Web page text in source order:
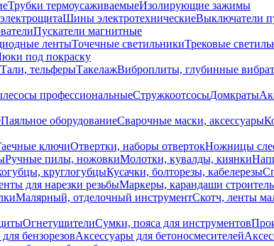
Трубки термоусаживаемыеИзолирующие зажимы
Шины электротехническиеВыключатели
Пускатели магнитные
лентыТочечные светильникиТрековые
под покраску
Тали, тельферыТакелажВиброплиты, глубинные
профессиональныеСтружкоотсосыДомкраты
Паяльное оборудованиеСварочные маски, аксессуары
ключиОтвертки, наборы отвертокНожницы
Ручные пилы, ножовкиМолотки, кувалды, киянки
круглогубцыКусачки, болторезы, кабелерезы
для нарезки резьбыМаркеры, карандаши
Малярный, отделочный инструментСкотч, ленты
ОгнетушителиСумки, пояса для инструментов
бензорезовАксессуары для бетоносмесителей